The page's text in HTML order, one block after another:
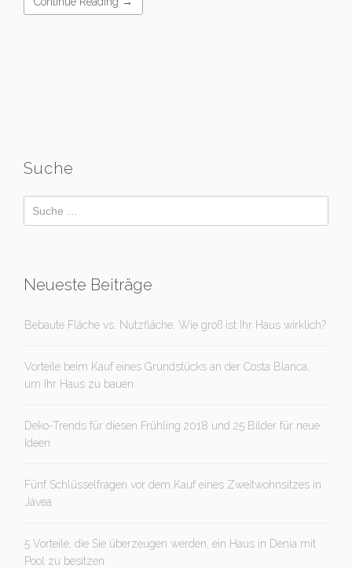
Suche
Neueste Beiträge
Bebaute Fläche vs. Nutzfläche. Wie groß ist Ihr Haus wirklich?
Vorteile beim Kauf eines Grundstücks an der Costa Blanca,
um Ihr Haus zu bauen
Deko-Trends für diesen Frühling 2018 und 25 Bilder für neue
Ideen
Fünf Schlüsselfragen vor dem Kauf eines Zweitwohnsitzes in
Jávea
5 Vorteile, die Sie überzeugen werden, ein Haus in Denia mit
Pool zu besitzen